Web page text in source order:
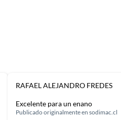
RAFAEL ALEJANDRO FREDES
Excelente para un enano
Publicado originalmente ensodimac.cl